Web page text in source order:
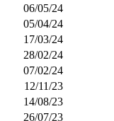
06/05/24
05/04/24
17/03/24
28/02/24
07/02/24
12/11/23
14/08/23
26/07/23